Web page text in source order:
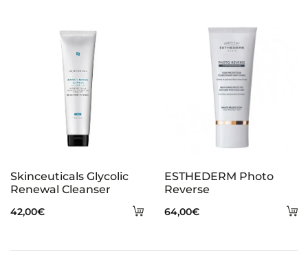
Añadir
Skinceuticals Glycolic
Renewal Cleanser
42,00€
ESTHEDERM Photo
Reverse
64,00€